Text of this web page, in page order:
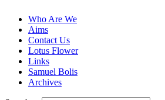
Who Are We
Aims
Contact Us
Lotus Flower
Links
Samuel Bolis
Archives